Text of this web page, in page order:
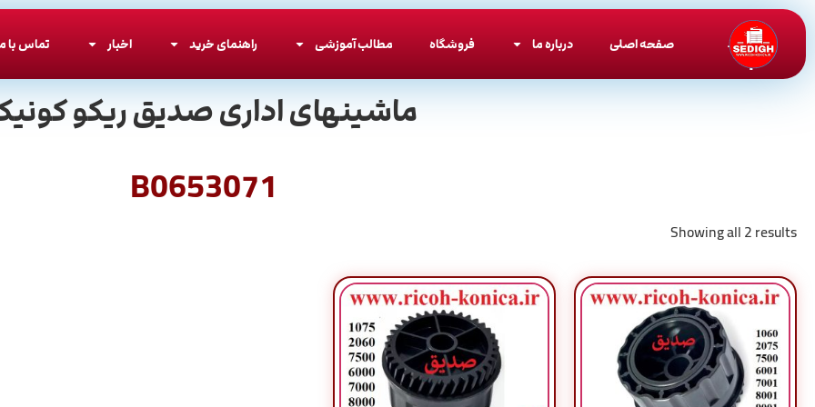
صفحه اصلی درباره ما فروشگاه مطالب آموزشی راهنمای خرید اخبار تماس با
ماشینهای اداری صدیق ریکو
B0653071
Showing all 2 results